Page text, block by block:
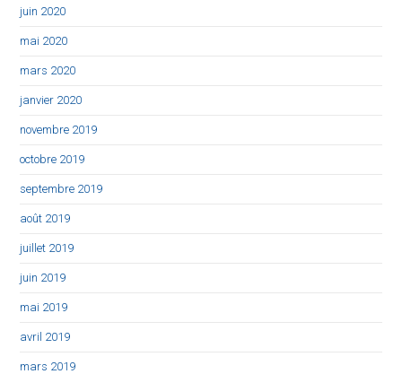
juin 2020
mai 2020
mars 2020
janvier 2020
novembre 2019
octobre 2019
septembre 2019
août 2019
juillet 2019
juin 2019
mai 2019
avril 2019
mars 2019